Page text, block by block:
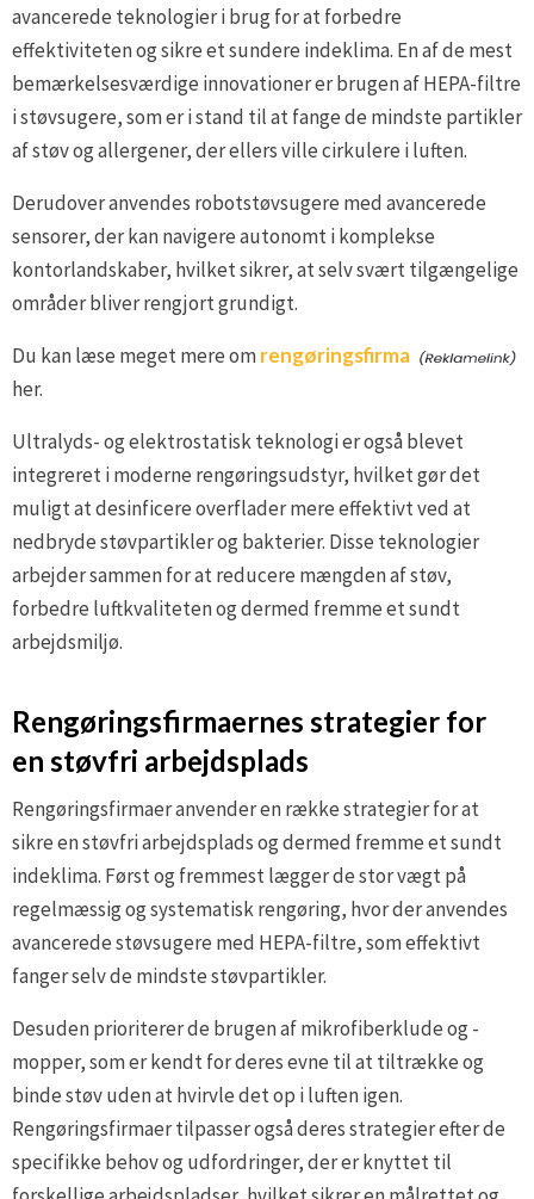
avancerede teknologier i brug for at forbedre
effektiviteten og sikre et sundere indeklima. En af de mest
bemærkelsesværdige innovationer er brugen af HEPA-filtre
i støvsugere, som er i stand til at fange de mindste partikler
af støv og allergener, der ellers ville cirkulere i luften.
Derudover anvendes robotstøvsugere med avancerede
sensorer, der kan navigere autonomt i komplekse
kontorlandskaber, hvilket sikrer, at selv svært tilgængelige
områder bliver rengjort grundigt.
Du kan læse meget mere omrengøringsfirma
her.
Ultralyds- og elektrostatisk teknologi er også blevet
integreret i moderne rengøringsudstyr, hvilket gør det
muligt at desinficere overflader mere effektivt ved at
nedbryde støvpartikler og bakterier. Disse teknologier
arbejder sammen for at reducere mængden af støv,
forbedre luftkvaliteten og dermed fremme et sundt
arbejdsmiljø.
Rengøringsfirmaernes strategier for
en støvfri arbejdsplads
Rengøringsfirmaer anvender en række strategier for at
sikre en støvfri arbejdsplads og dermed fremme et sundt
indeklima. Først og fremmest lægger de stor vægt på
regelmæssig og systematisk rengøring, hvor der anvendes
avancerede støvsugere med HEPA-filtre, som effektivt
fanger selv de mindste støvpartikler.
Desuden prioriterer de brugen af mikrofiberklude og -
mopper, som er kendt for deres evne til at tiltrække og
binde støv uden at hvirvle det op i luften igen.
Rengøringsfirmaer tilpasser også deres strategier efter de
specifikke behov og udfordringer, der er knyttet til